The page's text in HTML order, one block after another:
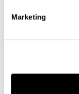
Marketing
Share this page
Related